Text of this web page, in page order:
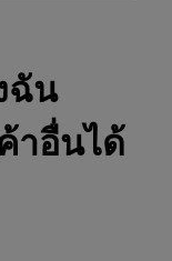
ฉัน
าอื่นได้